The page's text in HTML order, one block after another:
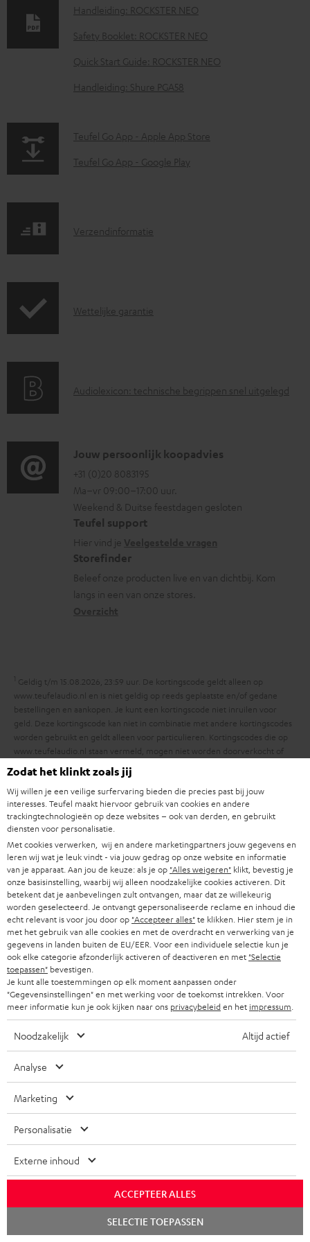
l
o
a
o
c
e
n
Handleiding: ROCKSTER NEO
Safety Booklet: ROCKSTER NEO
Quick Start Guide: ROCKSTER NEO
Handleiding: Shure PGA58
p
a
p
d
.
p
p
o
r
t
.
l
i
.
t
i
t
l
e
_
h
i
d
d
e
n
Teufel Go App - Apple App Store
Teufel Go App - Google Play
V
e
n
r
m
a
t
i
e
Verzendinformatie
G
n
e
i
n
f
o
r
m
a
Wettelijke garantie
A
i
o
g
l
o
s
s
a
Audiolexicon: technische begrippen snel uitgelegd
C
o
n
t
a
c
t
i
r
m
a
t
i
e
Jouw persoonlijk koopadvies
+31 (0)20 8083195
Ma–vr 09:00–17:00 uur.
Weekend & Duitse feestdagen gesloten
Teufel support
Hier vind je
Storefinder
Beleef onze producten live en van dichtbij. Kom
langs in een van onze stores.
1 Geldig t/m 15.08.2026, 23:59 uur. De kortingscode geldt alleen op
www.teufelaudio.nl en is niet geldig op reeds geplaatste en/of gedane
bestellingen en aankopen. Je kunt een kortingscode niet inruilen voor
geld. Deze kortingscode kan niet in combinatie met andere kortingscodes
worden gebruikt en geldt alleen voor particulieren. Kortingscodes die op
www.teufelaudio.nl staan vermeld, mogen niet worden doorverkocht of
gepubliceerd worden door derden zonder schriftelijke toestemming van
Lautsprecher Teufel GmbH. Voor de exacte voorwaarden verwijzen wij je
naar de Algemene Voorwaarden.
8 weken bedenktijd
Gratis retourneren
Inhouse klantenservice
Audio-expertise sinds 1979
Teufel blog
Zodat het klinkt zoals jij
Wij willen je een veilige surfervaring bieden die precies past bij jouw
interesses. Teufel maakt hiervoor gebruik van cookies en andere
trackingtechnologieën op deze websites – ook van derden, en gebruikt
diensten voor personalisatie.
Met cookies verwerken, wij en andere marketingpartners jouw gegevens en
leren wij wat je leuk vindt - via jouw gedrag op onze website en informatie
van je apparaat. Aan jou de keuze: als je op "Alles weigeren" klikt, bevestig je
onze basisinstelling, waarbij wij alleen noodzakelijke cookies activeren. Dit
betekent dat je aanbevelingen zult ontvangen, maar dat ze willekeurig
worden geselecteerd. Je ontvangt gepersonaliseerde reclame en inhoud die
echt relevant is voor jou door op "Accepteer alles"te klikken. Hier stem je in
met het gebruik van alle cookies en met de overdracht en verwerking van je
gegevens in landen buiten de EU/EER. Voor een individuele selectie kun je
ook elke categorie afzonderlijk activeren of deactiveren en met "Selectie
toepassen" bevestigen.
Je kunt alle toestemmingen op elk moment aanpassen onder
"Gegevensinstellingen" en met werking voor de toekomst intrekken. Voor
meer informatie kun je ook kijken naar ons privacybeleiden het impressum
Noodzakelijk Altijd actief
Analyse
Marketing
Personalisatie
Externe inhoud
ACCEPTEER ALLES
SELECTIE TOEPASSEN